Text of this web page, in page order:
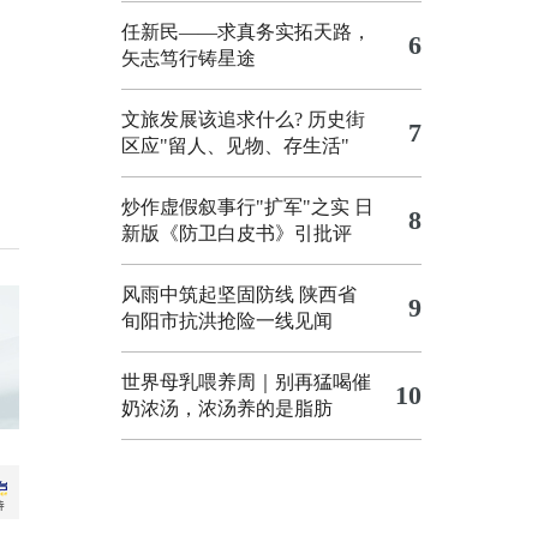
任新民——求真务实拓天路，
矢志笃行铸星途
6
文旅发展该追求什么? 历史街
区应"留人、见物、存生活"
7
炒作虚假叙事行"扩军"之实 日
新版《防卫白皮书》引批评
8
风雨中筑起坚固防线 陕西省
旬阳市抗洪抢险一线见闻
9
世界母乳喂养周｜别再猛喝催
奶浓汤，浓汤养的是脂肪
10